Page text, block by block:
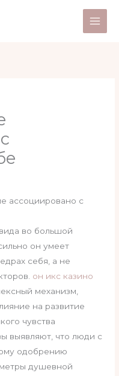
ассоциировано с
во большой
он умеет
себя, а не
он икс казино
механизм,
на развитие
чувства
выявляют, что люди с
одобрению
душевной